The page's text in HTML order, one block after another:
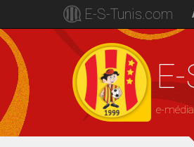
E-S-Tunis.com
e-